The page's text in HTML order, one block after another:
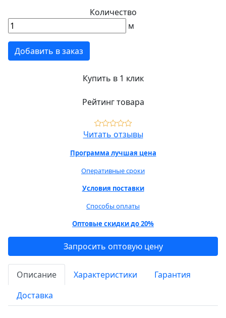
Количество
м
Добавить в заказ
Купить в 1 клик
Рейтинг товара
Читать отзывы
Программа лучшая цена
Оперативные сроки
Условия поставки
Способы оплаты
Оптовые скидки до 20%
Запросить оптовую цену
Описание Характеристики
Гарантия
Доставка